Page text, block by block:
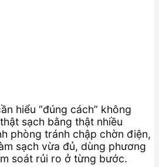
hiểu “đúng cách” không
sạch bằng thật nhiều
phòng tránh chập chờn điện,
sạch vừa đủ, dùng phương
soát rủi ro ở từng bước.